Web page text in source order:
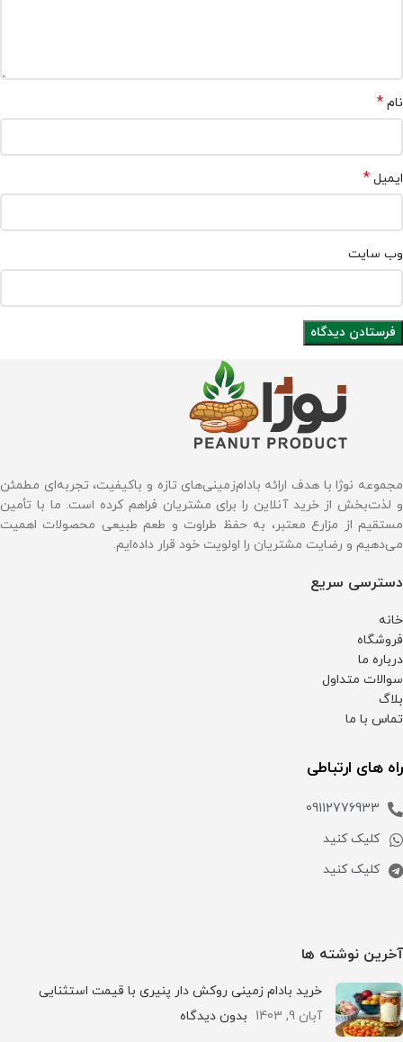
نام *
ایمیل *
وب‌ سایت
مجموعه نوژا با هدف ارائه بادام‌زمینی‌های تازه و باکیفیت، تجربه‌ای مطمئن
و لذت‌بخش از خرید آنلاین را برای مشتریان فراهم کرده است. ما با تأمین
مستقیم از مزارع معتبر، به حفظ طراوت و طعم طبیعی محصولات اهمیت
می‌دهیم و رضایت مشتریان را اولویت خود قرار داده‌ایم.
دسترسی سریع
خانه
فروشگاه
درباره ما
سوالات متداول
بلاگ
تماس با ما
راه های ارتباطی
09112776933
کلیک کنید
کلیک کنید
آخرین نوشته ها
خرید بادام زمینی روکش دار پنیری با قیمت استثنایی
آبان 9, 1403
بدون دیدگاه